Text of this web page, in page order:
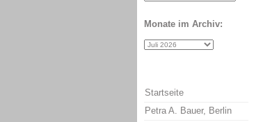
Monate im Archiv:
Startseite
Petra A. Bauer, Berlin